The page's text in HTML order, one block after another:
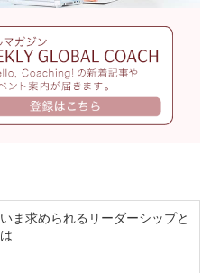
いま求められるリーダーシップと
は